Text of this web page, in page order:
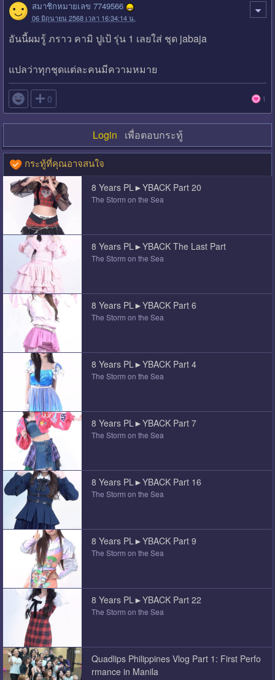
สมาชิกหมายเลข 7749566
06 มิถุนายน 2568 เวลา 16:34:14 น.
อันนี้ผมรู้ ภราว คามิ ปูเป้ รุ่น 1 เลยใส่ ชุด jabaja
แปลว่าทุกชุดแต่ละคนมีความหมาย
 0 1
Login เพื่อตอบกระทู้
กระทู้ที่คุณอาจสนใจ
8 Years PL►YBACK Part 20
The Storm on the Sea
8 Years PL►YBACK The Last Part
The Storm on the Sea
8 Years PL►YBACK Part 6
The Storm on the Sea
8 Years PL►YBACK Part 4
The Storm on the Sea
8 Years PL►YBACK Part 7
The Storm on the Sea
8 Years PL►YBACK Part 16
The Storm on the Sea
8 Years PL►YBACK Part 9
The Storm on the Sea
8 Years PL►YBACK Part 22
The Storm on the Sea
Quadlips Philippines Vlog Part 1: First Perfo
rmance in Manila